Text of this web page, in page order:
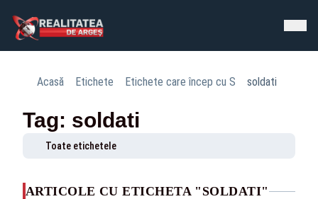
Acasă Etichete Etichete care încep cu S soldati
Tag: soldati
Toate etichetele
ARTICOLE CU ETICHETA "SOLDATI"